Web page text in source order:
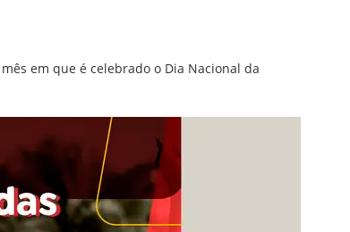
em que é celebrado o Dia Nacional da